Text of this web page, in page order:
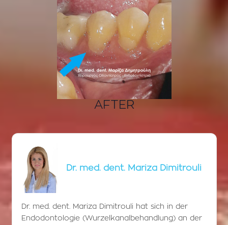
AFTER
Dr. med. dent. Mariza Dimitrouli
Dr. med. dent. Mariza Dimitrouli hat sich in der
Endodontologie (Wurzelkanalbehandlung) an der